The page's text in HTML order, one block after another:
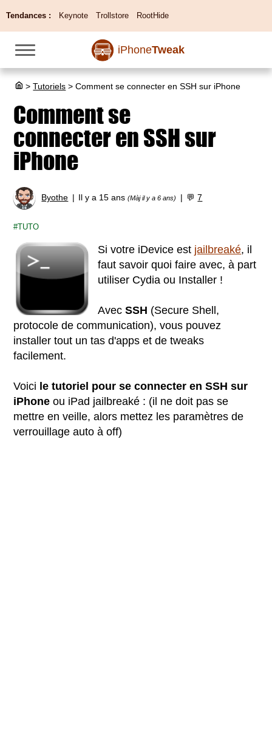
Tendances : Keynote Trollstore RootHide
iPhoneTweak
> Tutoriels > Comment se connecter en SSH sur iPhone
Comment se
connecter en SSH sur
iPhone
Byothe Il y a 15 ans(Màj il y a 6 ans) 💬7
TUTO
Si votre iDevice est jailbreaké, il
faut savoir quoi faire avec, à part
utiliser Cydia ou Installer !
AvecSSH (Secure Shell,
protocole de communication), vous pouvez
installer tout un tas d'apps et de tweaks
facilement.
Voici le tutoriel pour se connecter en SSH sur
iPhone ou iPad jailbreaké : (il ne doit pas se
mettre en veille, alors mettez les paramètres de
verrouillage auto à off)